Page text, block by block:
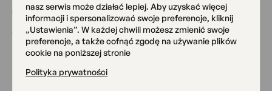
nasz serwis może działać lepiej. Aby uzyskać więcej
informacji i spersonalizować swoje preferencje, kliknij
„Ustawienia”. W każdej chwili możesz zmienić swoje
preferencje, a także cofnąć zgodę na używanie plików
cookie na poniższej stronie
Polityka prywatności
sobota
WYSTAWA